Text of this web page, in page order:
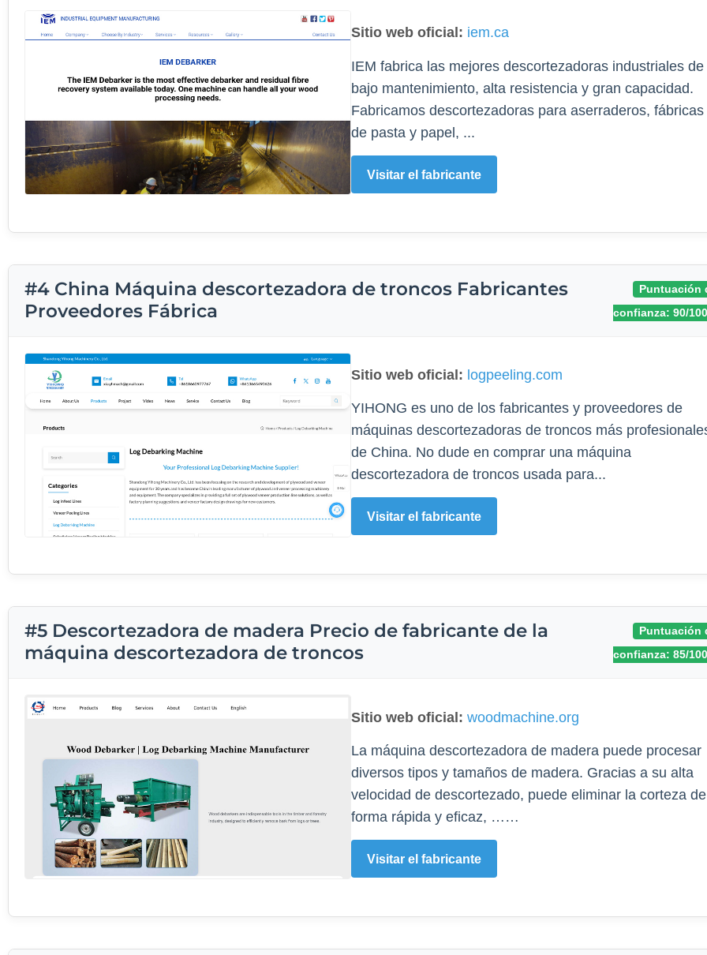
Sitio web oficial: iem.ca
IEM fabrica las mejores descortezadoras industriales de
bajo mantenimiento, alta resistencia y gran capacidad.
Fabricamos descortezadoras para aserraderos, fábricas
de pasta y papel, ...
Visitar el fabricante
#4 China Máquina descortezadora de troncos Fabricantes
Proveedores Fábrica
Puntuación
confianza: 90/100
Sitio web oficial: logpeeling.com
YIHONG es uno de los fabricantes y proveedores de
máquinas descortezadoras de troncos más
de China. No dude en comprar una máquina
descortezadora de troncos usada para...
Visitar el fabricante
#5 Descortezadora de madera Precio de fabricante de la
máquina descortezadora de troncos
Puntuación
confianza: 85/100
Sitio web oficial: woodmachine.org
La máquina descortezadora de madera puede procesar
diversos tipos y tamaños de madera. Gracias a su alta
velocidad de descortezado, puede eliminar la corteza de
forma rápida y eficaz, ……
Visitar el fabricante